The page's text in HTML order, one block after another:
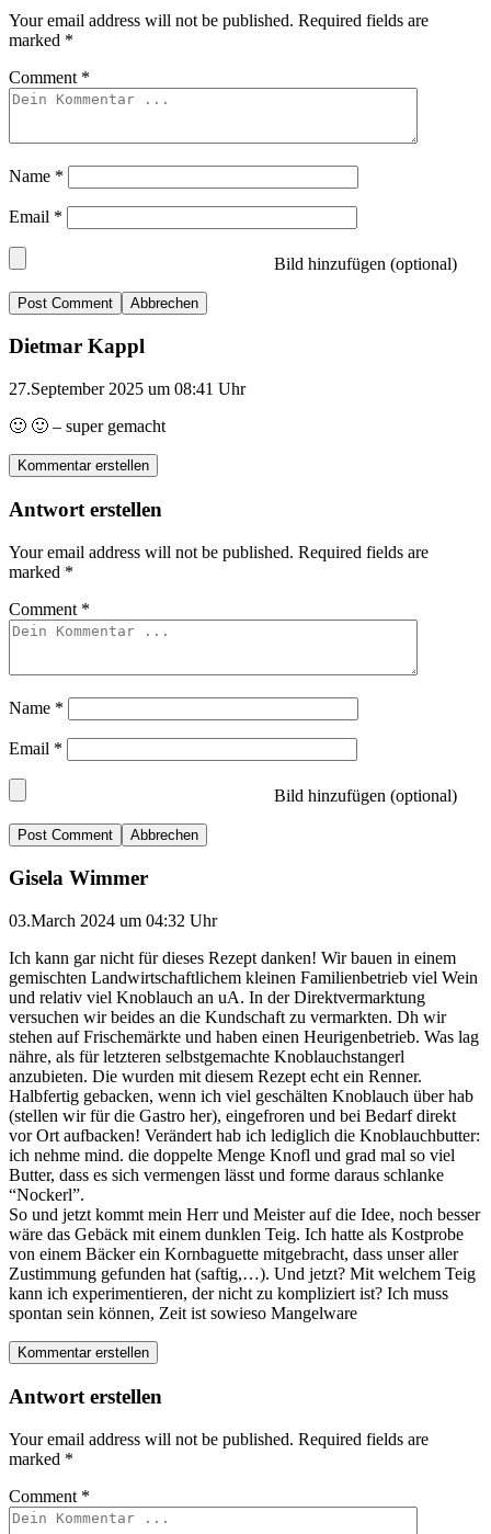
Your email address will not be published. Required fields are
marked *
Comment *
Name *
Email *
Bild hinzufügen (optional)
Abbrechen
Dietmar Kappl
27.September 2025 um 08:41 Uhr
🙂 🙂 – super gemacht
Kommentar erstellen
Antwort erstellen
Your email address will not be published. Required fields are
marked *
Comment *
Name *
Email *
Bild hinzufügen (optional)
Abbrechen
Gisela Wimmer
03.March 2024 um 04:32 Uhr
Ich kann gar nicht für dieses Rezept danken! Wir bauen in einem
gemischten Landwirtschaftlichem kleinen Familienbetrieb viel Wein
und relativ viel Knoblauch an uA. In der Direktvermarktung
versuchen wir beides an die Kundschaft zu vermarkten. Dh wir
stehen auf Frischemärkte und haben einen Heurigenbetrieb. Was lag
nähre, als für letzteren selbstgemachte Knoblauchstangerl
anzubieten. Die wurden mit diesem Rezept echt ein Renner.
Halbfertig gebacken, wenn ich viel geschälten Knoblauch über hab
(stellen wir für die Gastro her), eingefroren und bei Bedarf direkt
vor Ort aufbacken! Verändert hab ich lediglich die Knoblauchbutter:
ich nehme mind. die doppelte Menge Knofl und grad mal so viel
Butter, dass es sich vermengen lässt und forme daraus schlanke
“Nockerl”.
So und jetzt kommt mein Herr und Meister auf die Idee, noch besser
wäre das Gebäck mit einem dunklen Teig. Ich hatte als Kostprobe
von einem Bäcker ein Kornbaguette mitgebracht, dass unser aller
Zustimmung gefunden hat (saftig,…). Und jetzt? Mit welchem Teig
kann ich experimentieren, der nicht zu kompliziert ist? Ich muss
spontan sein können, Zeit ist sowieso Mangelware
Kommentar erstellen
Antwort erstellen
Your email address will not be published. Required fields are
marked *
Comment *